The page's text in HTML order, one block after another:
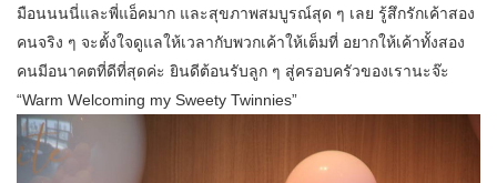
มือนนนนี่และพี่แอ็คมาก และสุขภาพสมบูรณ์สุด ๆ เลย รู้สึกรักเค้าสอง
คนจริง ๆ จะตั้งใจดูแลให้เวลากับพวกเค้าให้เต็มที่ อยากให้เค้าทั้งสอง
คนมีอนาคตที่ดีที่สุดค่ะ ยินดีต้อนรับลูก ๆ สู่ครอบครัวของเรานะจ๊ะ
“Warm Welcoming my Sweety Twinnies”